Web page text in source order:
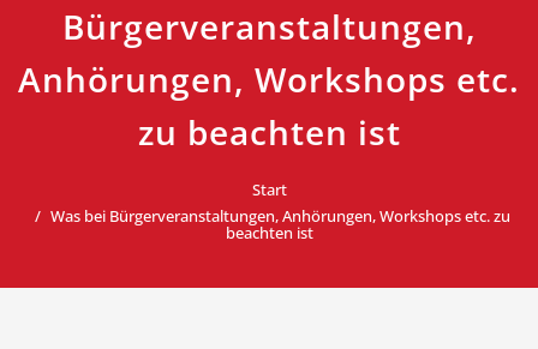
Bürgerveranstaltungen,
Anhörungen, Workshops etc.
zu beachten ist
Start
Was bei Bürgerveranstaltungen, Anhörungen, Workshops etc. zu
beachten ist